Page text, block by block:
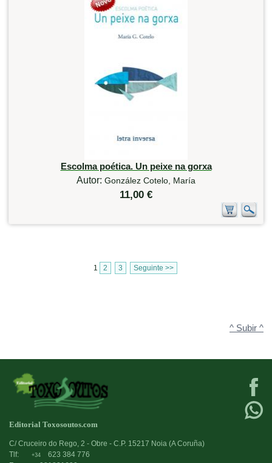
Escolma poética. Un peixe na gorxa
Autor: González Cotelo, María
11,00 €
1 2 3 Seguinte >>
^ Subir ^
Editorial Toxosoutos.com
C/ Cruceiro do Rego, 2 - Obre - C.P. 15217 Noia (A Coruña)
Tlf:
+34
623 384 776